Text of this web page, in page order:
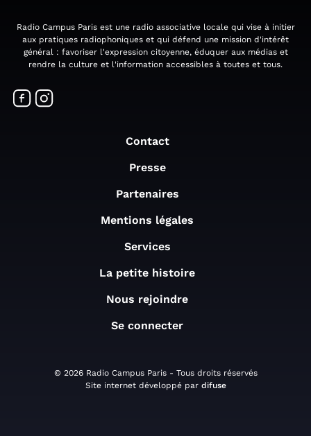
Radio Campus Paris est une radio associative locale qui vise à initier
aux pratiques radiophoniques et qui défend une mission d'intérêt
général : favoriser l'expression citoyenne, éduquer aux médias et
rendre la culture et l'information accessibles à toutes et tous.
Contact
Presse
Partenaires
Mentions légales
Services
La petite histoire
Nous rejoindre
Se connecter
© 2026 Radio Campus Paris - Tous droits réservés
Site internet développé par difuse